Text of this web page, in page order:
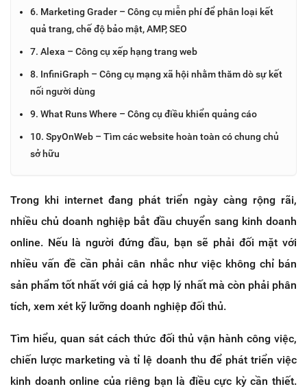
6. Marketing Grader – Công cụ miễn phí để phân loại kết
quả trang, chế độ bảo mật, AMP, SEO
7. Alexa – Công cụ xếp hạng trang web
8. InfiniGraph – Công cụ mạng xã hội nhằm thăm dò sự kết
nối người dùng
9. What Runs Where – Công cụ điều khiển quảng cáo
10. SpyOnWeb – Tìm các website hoàn toàn có chung chủ
sở hữu
Trong khi internet đang phát triển ngày càng rộng rãi,
nhiều chủ doanh nghiệp bắt đầu chuyển sang kinh doanh
online. Nếu là người đứng đầu, bạn sẽ phải đối mặt với
nhiều vấn đề cần phải cân nhắc như việc không chỉ bán
sản phẩm tốt nhất với giá cả hợp lý nhất mà còn phải phân
tích, xem xét kỹ lưỡng doanh nghiệp đối thủ.
Tìm hiểu, quan sát cách thức đối thủ vận hành công việc,
chiến lược marketing và tỉ lệ doanh thu để phát triển việc
kinh doanh online của riêng bạn là điều cực kỳ cần thiết.